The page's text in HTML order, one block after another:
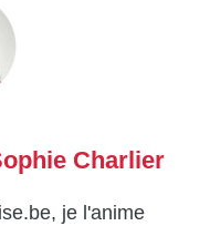
Charlier
je l'anime